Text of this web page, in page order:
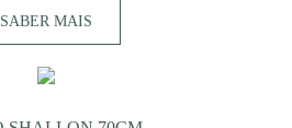
SABER MAIS